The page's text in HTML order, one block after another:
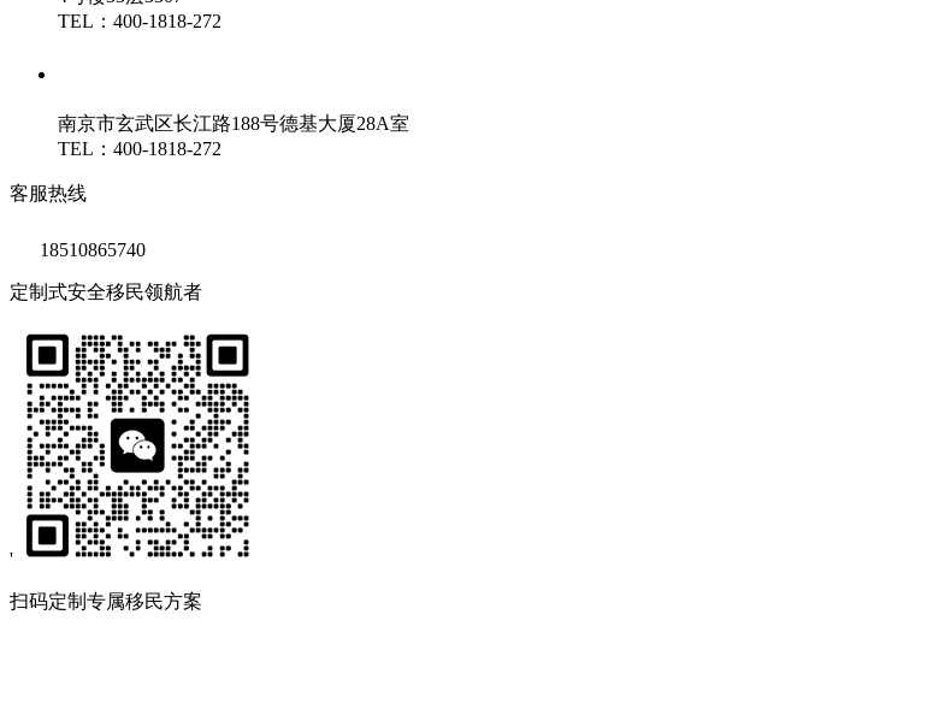
TEL：400-1818-272
南京市玄武区长江路188号德基大厦28A室
TEL：400-1818-272
客服热线
18510865740
定制式安全移民领航者
'
扫码定制专属移民方案